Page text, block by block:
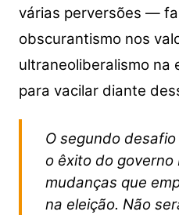
várias perversões —
obscurantismo nos
ultraneoliberalismo na
para vacilar diante
O segundo
o êxito do governo
mudanças que
na eleição. Não